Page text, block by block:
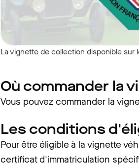
La vignette de collection disponible sur
Où commander la
Vous pouvez commander la
Les conditions
Pour être éligible à la vignette
certificat d'immatriculation